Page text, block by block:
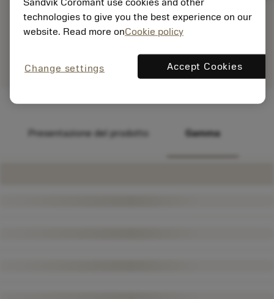
Presentazione del prodotto Gamma
technologies to give you the best experience on our
website. Read more onCookie policy
Change settings Accept Cookies